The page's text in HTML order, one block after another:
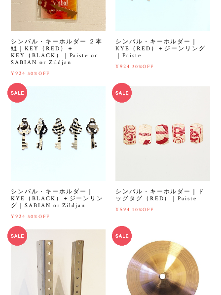
シンバル・キーホルダー ２本
組｜KEY（RED）＋
KEY（BLACK）｜Paiste or
SABIAN or Zildjan
¥924 30%OFF
シンバル・キーホルダー｜
KYE（RED）＋ジーンリング
｜Paiste
¥924 30%OFF
シンバル・キーホルダー｜
KYE（BLACK）＋ジーンリン
グ｜SABIAN or Zildjan
¥924 30%OFF
シンバル・キーホルダー｜ド
ッグタグ（RED）｜Paiste
¥594 10%OFF